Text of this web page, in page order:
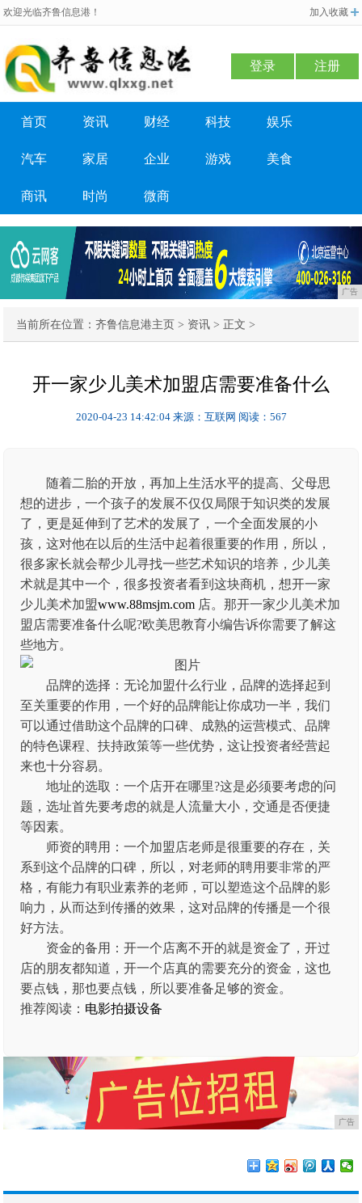
欢迎光临齐鲁信息港！ 加入收藏
登录 注册
首页 资讯 财经 科技 娱乐
汽车 家居 企业 游戏 美食
商讯 时尚 微商
广告
当前所在位置：齐鲁信息港主页 > 资讯 > 正文 >
开一家少儿美术加盟店需要准备什么
2020-04-23 14:42:04 来源：互联网 阅读：567
随着二胎的开放，再加上生活水平的提高、父母思
想的进步，一个孩子的发展不仅仅局限于知识类的发展
了，更是延伸到了艺术的发展了，一个全面发展的小
孩，这对他在以后的生活中起着很重要的作用，所以，
很多家长就会帮少儿寻找一些艺术知识的培养，少儿美
术就是其中一个，很多投资者看到这块商机，想开一家
少儿美术加盟www.88msjm.com 店。那开一家少儿美术加
盟店需要准备什么呢?欧美思教育小编告诉你需要了解这
些地方。
品牌的选择：无论加盟什么行业，品牌的选择起到
至关重要的作用，一个好的品牌能让你成功一半，我们
可以通过借助这个品牌的口碑、成熟的运营模式、品牌
的特色课程、扶持政策等一些优势，这让投资者经营起
来也十分容易。
地址的选取：一个店开在哪里?这是必须要考虑的问
题，选址首先要考虑的就是人流量大小，交通是否便捷
等因素。
师资的聘用：一个加盟店老师是很重要的存在，关
系到这个品牌的口碑，所以，对老师的聘用要非常的严
格，有能力有职业素养的老师，可以塑造这个品牌的影
响力，从而达到传播的效果，这对品牌的传播是一个很
好方法。
资金的备用：开一个店离不开的就是资金了，开过
店的朋友都知道，开一个店真的需要充分的资金，这也
要点钱，那也要点钱，所以要准备足够的资金。
推荐阅读： 电影拍摄设备
广告